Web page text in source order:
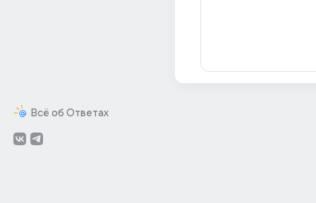
Всё об Ответах